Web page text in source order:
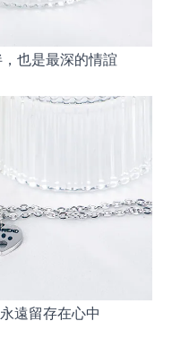
也是最深的情誼
遠留存在心中